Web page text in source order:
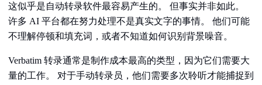
这似乎是自动转录软件最容易产生的。 但事实并非如此。
许多 AI 平台都在努力处理不是真实文字的事情。 他们可能
不理解停顿和填充词，或者不知道如何识别背景噪音。
Verbatim 转录通常是制作成本最高的类型，因为它们需要大
量的工作。 对于手动转录员，他们需要多次聆听才能捕捉到